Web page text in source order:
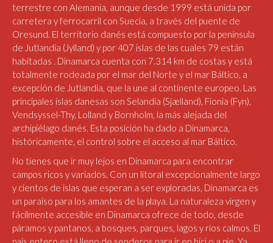
terrestre con Alemania, aunque desde 1999 está unida por
carretera y ferrocarril con Suecia, a través del puente de
Oresund. El territorio danés está compuesto por la península
de Jutlandia (Jylland) y por 407 islas de las cuales 79 están
habitadas . Dinamarca cuenta con 7.314 km de costas y está
totalmente rodeada por el mar del Norte y el mar Báltico, a
excepción de Jutlandia, que la une al continente europeo. Las
principales islas danesas son Selandia (Sjælland), Fionia (Fyn),
Vendsyssel-Thy, Lolland y Bornholm, la más alejada del
archipiélago danés. Esta posición ha dado a Dinamarca,
históricamente, el control sobre el acceso al mar Báltico.
No tienes que ir muy lejos en Dinamarca para encontrar
campos ricos y variados. Con un litoral excepcionalmente largo
y cientos de islas que esperan a ser exploradas, Dinamarca es
un paraíso para los amantes de la playa. La naturaleza virgen y
fácilmente accesible en Dinamarca ofrece de todo, desde
páramos y pantanos, a bosques, parques, lagos y ríos calmos. El